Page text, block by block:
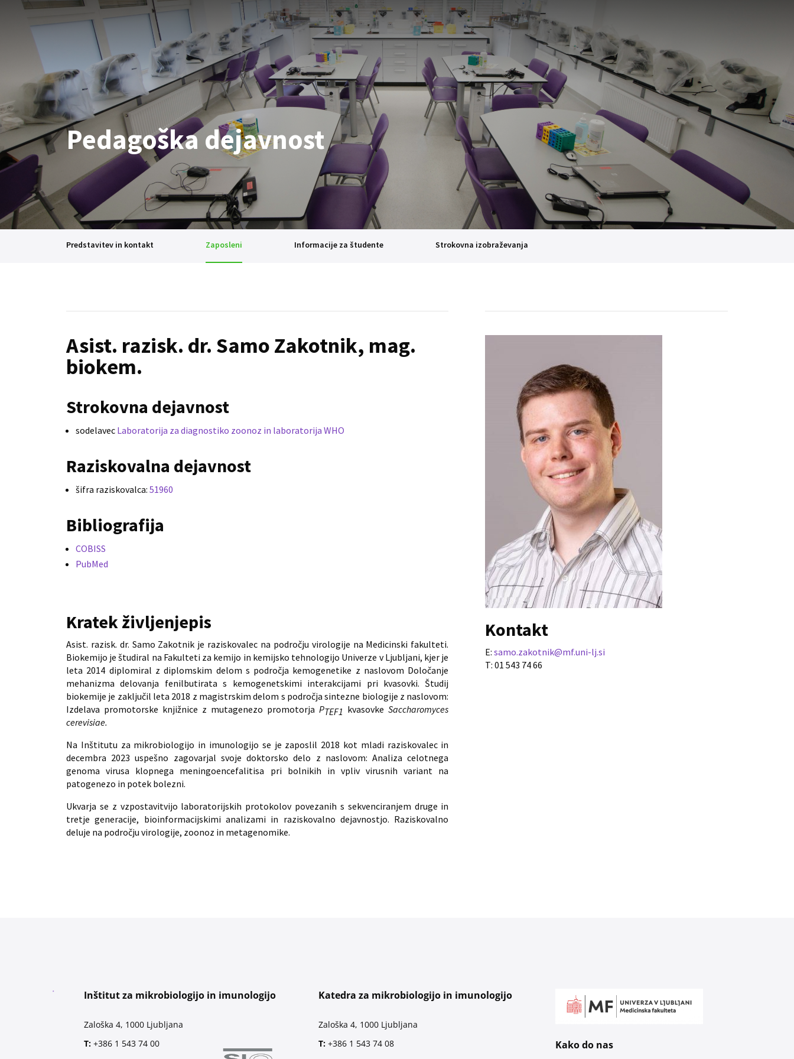
Pedagoška dejavnost
Predstavitev in kontakt Zaposleni Informacije za študente Strokovna izobraževanja
Asist. razisk. dr. Samo Zakotnik, mag.
biokem.
Strokovna dejavnost
sodelavec Laboratorija za diagnostiko zoonoz in laboratorija WHO
Raziskovalna dejavnost
šifra raziskovalca: 51960
Bibliografija
COBISS
PubMed
Kratek življenjepis
Asist. razisk. dr. Samo Zakotnik je raziskovalec na področju virologije na Medicinski fakulteti.
Biokemijo je študiral na Fakulteti za kemijo in kemijsko tehnologijo Univerze v Ljubljani, kjer je
leta 2014 diplomiral z diplomskim delom s področja kemogenetike z naslovom Določanje
mehanizma delovanja fenilbutirata s kemogenetskimi interakcijami pri kvasovki. Študij
biokemije je zaključil leta 2018 z magistrskim delom s področja sintezne biologije z naslovom:
Izdelava promotorske knjižnice z mutagenezo promotorjaPTEF1 kvasovkeSaccharomyces
cerevisiae.
Na Inštitutu za mikrobiologijo in imunologijo se je zaposlil 2018 kot mladi raziskovalec in
decembra 2023 uspešno zagovarjal svoje doktorsko delo z naslovom: Analiza celotnega
genoma virusa klopnega meningoencefalitisa pri bolnikih in vpliv virusnih variant na
patogenezo in potek bolezni.
Ukvarja se z vzpostavitvijo laboratorijskih protokolov povezanih s sekvenciranjem druge in
tretje generacije, bioinformacijskimi analizami in raziskovalno dejavnostjo. Raziskovalno
deluje na področju virologije, zoonoz in metagenomike.
Kontakt
E: samo.zakotnik@mf.uni-lj.si
T: 01 543 74 66
Inštitut za mikrobiologijo in imunologijo
Zaloška 4, 1000 Ljubljana
T: +386 1 543 74 00
Katedra za mikrobiologijo in imunologijo
Zaloška 4, 1000 Ljubljana
T: +386 1 543 74 08
Kako do nas